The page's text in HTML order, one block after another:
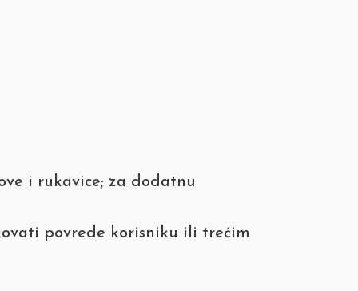
i rukavice; za dodatnu
povrede korisniku ili trećim